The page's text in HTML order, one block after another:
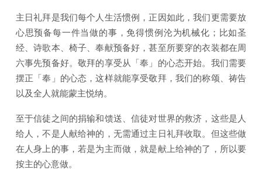
主日礼拜是我们每个人生活惯例，正因如此，我们更需要放
心思预备每一件当做的事，免得惯例沦为机械化；比如圣
经、诗歌本、椅子、奉献预备好，甚至所要穿的衣装都在周
六事先预备好。敬拜的享受从「奉」的心态开始。我们需要
摆正「奉」的心态，这样就能享受敬拜，我们的称颂、祷告
以及全人就能蒙主悦纳。
至于信徒之间的捐输和馈送、信徒对世界的救济，这些是人
给人，不是人献给神的，无需通过主日礼拜收取。但这些做
在人身上的事，若是为主而做，就是献上给神的了，所以要
按主的心意做。